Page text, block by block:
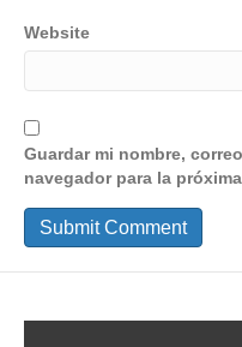
Website
Guardar mi nombre,
navegador para la